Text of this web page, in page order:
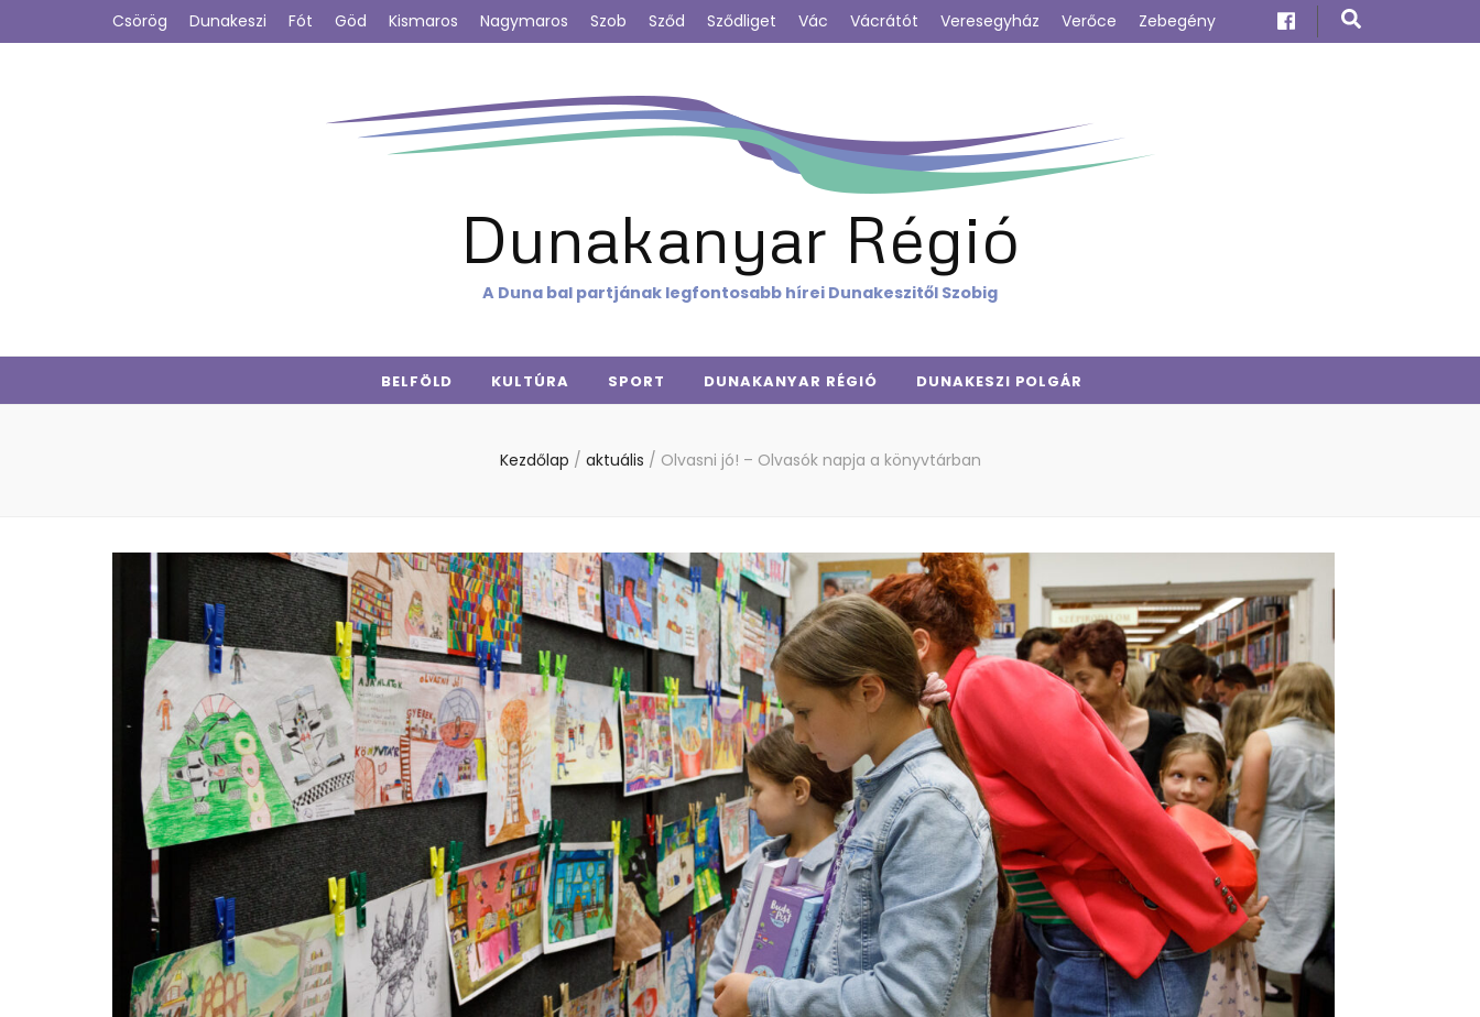
Csörög Dunakeszi Fót Göd Kismaros Nagymaros Szob Sződ Sződliget Vác Vácrátót Veresegyház Verőce Zebegény
Dunakanyar Régió
A Duna bal partjának legfontosabb hírei Dunakeszitől Szobig
BELFÖLD KULTÚRA SPORT DUNAKANYAR RÉGIÓ DUNAKESZI POLGÁR
Kezdőlap / aktuális / Olvasni jó! – Olvasók napja a könyvtárban